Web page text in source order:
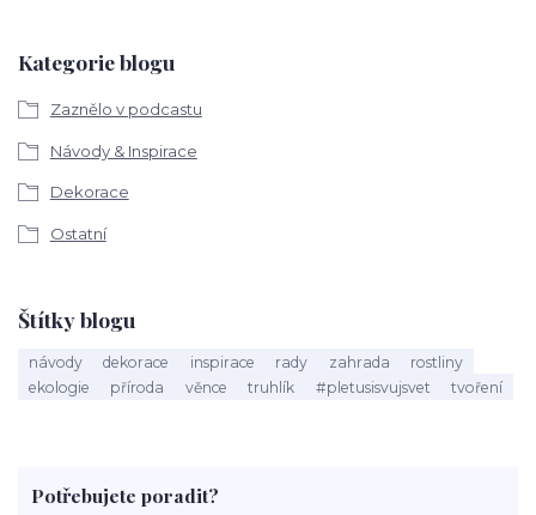
Kategorie blogu
Zaznělo v podcastu
Návody & Inspirace
Dekorace
Ostatní
Štítky blogu
návody dekorace inspirace rady zahrada
rostliny
ekologie
příroda věnce truhlík #pletusisvujsvet tvoření
Potřebujete poradit?